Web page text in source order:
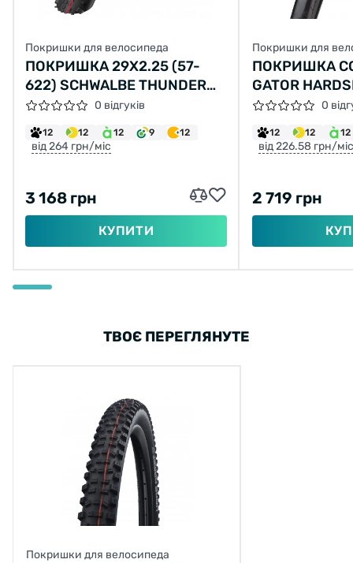
Покришки для велосипеда
ПОКРИШКА 29X2.25 (57-
622) SCHWALBE THUNDER
BURT SNAKESKIN FOLDING
0 відгуків
12 12 12 9 12
від 264 грн/міс
3 168 грн
КУПИТИ
Покришки для
ПОКРИШКА
GATOR
1/4, 32-630,
СКЛАДНА,
SKIN, 450ГР.
0
12 12 12
від 226.58 грн/міс
2 719 грн
ТВОЄ ПЕРЕГЛЯНУТЕ
Покришки для велосипеда